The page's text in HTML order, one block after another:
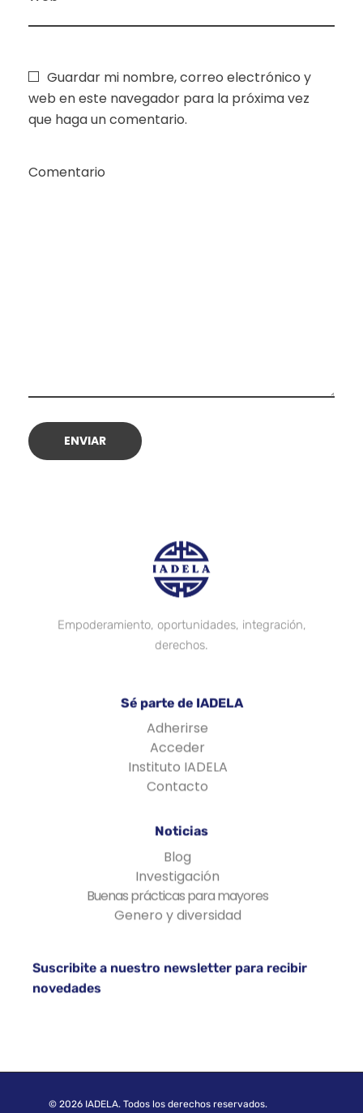
Guardar mi nombre, correo electrónico y
web en este navegador para la próxima vez
que haga un comentario.
Comentario
Empoderamiento, oportunidades, integración,
derechos.
Sé parte de IADELA
Adherirse
Acceder
Instituto IADELA
Contacto
Noticias
Blog
Investigación
Buenas prácticas para mayores
Genero y diversidad
Suscribite a nuestro newsletter para recibir
novedades
© 2026 IADELA. Todos los derechos reservados.